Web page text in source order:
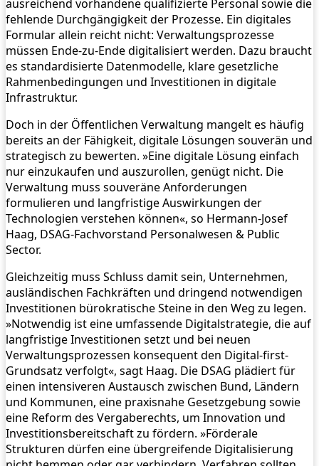
ausreichend vorhandene qualifizierte Personal sowie die
fehlende Durchgängigkeit der Prozesse. Ein digitales
Formular allein reicht nicht: Verwaltungsprozesse
müssen Ende-zu-Ende digitalisiert werden. Dazu braucht
es standardisierte Datenmodelle, klare gesetzliche
Rahmenbedingungen und Investitionen in digitale
Infrastruktur.
Doch in der Öffentlichen Verwaltung mangelt es häufig
bereits an der Fähigkeit, digitale Lösungen souverän und
strategisch zu bewerten. »Eine digitale Lösung einfach
nur einzukaufen und auszurollen, genügt nicht. Die
Verwaltung muss souveräne Anforderungen
formulieren und langfristige Auswirkungen der
Technologien verstehen können«, so Hermann-Josef
Haag, DSAG-Fachvorstand Personalwesen & Public
Sector.
Gleichzeitig muss Schluss damit sein, Unternehmen,
ausländischen Fachkräften und dringend notwendigen
Investitionen bürokratische Steine in den Weg zu legen.
»Notwendig ist eine umfassende Digitalstrategie, die auf
langfristige Investitionen setzt und bei neuen
Verwaltungsprozessen konsequent den Digital-first-
Grundsatz verfolgt«, sagt Haag. Die DSAG plädiert für
einen intensiveren Austausch zwischen Bund, Ländern
und Kommunen, eine praxisnahe Gesetzgebung sowie
eine Reform des Vergaberechts, um Innovation und
Investitionsbereitschaft zu fördern. »Förderale
Strukturen dürfen eine übergreifende Digitalisierung